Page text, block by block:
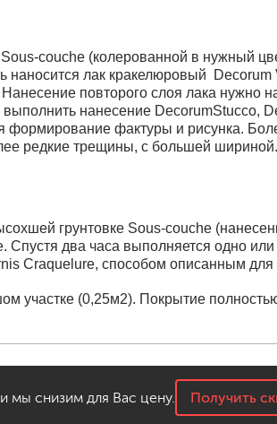
couche (колерованной в нужный
лак кракелюровый
повторого слоя лака нужно
нанесение DecorumStucco,
фактуры и рисунка.
редкие трещины, с большей шириной.
грунтовке Sous-couche
два часа выполняется одно
Craquelure, способом описанным
участке (0,25м2). Покрытие
мы снизим для Вас цену. Получить